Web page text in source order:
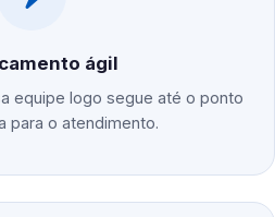
ágil
equipe logo segue até o ponto
para o atendimento.